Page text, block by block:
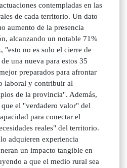
contempladas en las
de cada territorio. Un dato
aumento de la presencia
alcanzando un notable 71%
"esto no es solo el cierre de
una nueva para estos 35
preparados para afrontar
laboral y contribuir al
de la provincia". Además,
el "verdadero valor" del
para conectar el
reales" del territorio.
adquieren experiencia
un impacto tangible en
a que el medio rural sea